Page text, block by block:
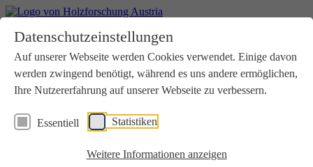
Datenschutzeinstellungen
Auf unserer Webseite werden Cookies verwendet. Einige davon
werden zwingend benötigt, während es uns andere ermöglichen,
Ihre Nutzererfahrung auf unserer Webseite zu verbessern.
Essentiell Statistiken
Weitere Informationen anzeigen
Aktuelles
Downloads
Kontakt
Login
Verein
Wir unterstützen die Interessen der Holzbranche in enger
Zusammenarbeit mit Wissenschaft und Wirtschaft.